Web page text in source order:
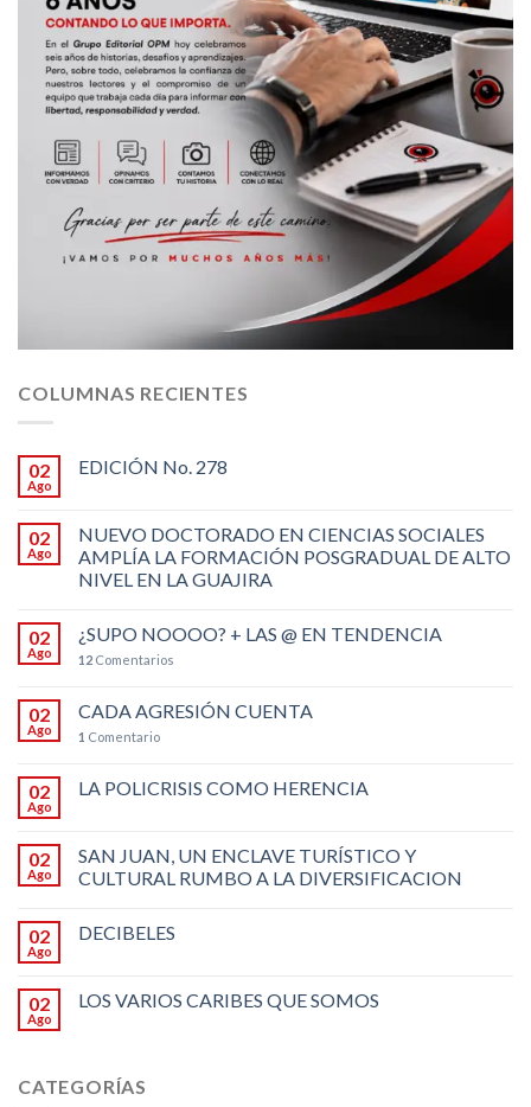
COLUMNAS RECIENTES
02
Ago
EDICIÓN No. 278
02
Ago
NUEVO DOCTORADO EN CIENCIAS SOCIALES
AMPLÍA LA FORMACIÓN POSGRADUAL DE ALTO
NIVEL EN LA GUAJIRA
02
Ago
¿SUPO NOOOO? + LAS @ EN TENDENCIA
12 Comentarios
02
Ago
CADA AGRESIÓN CUENTA
1 Comentario
02
Ago
LA POLICRISIS COMO HERENCIA
02
Ago
SAN JUAN, UN ENCLAVE TURÍSTICO Y
CULTURAL RUMBO A LA DIVERSIFICACION
02
Ago
DECIBELES
02
Ago
LOS VARIOS CARIBES QUE SOMOS
CATEGORÍAS